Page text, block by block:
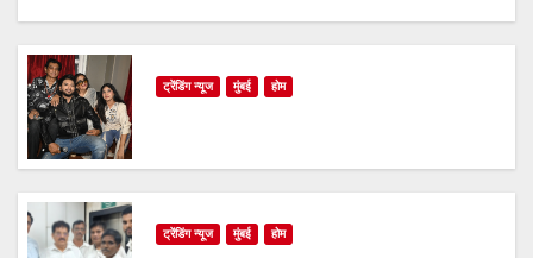
ट्रेंडिंग न्यूज मुंबई होम
ट्रेंडिंग न्यूज मुंबई होम